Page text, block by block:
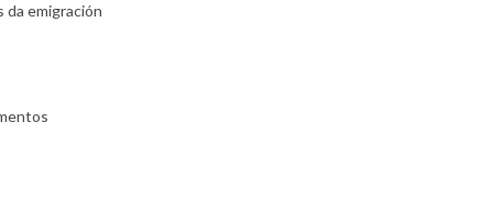
da emigración